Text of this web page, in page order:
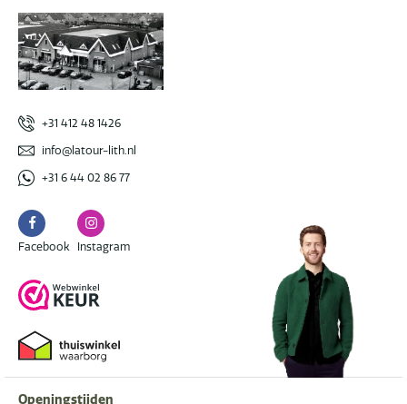
+31 412 48 1426
info@latour-lith.nl
+31 6 44 02 86 77
Facebook
Facebook
Instagram
Instagram
Openingstijden